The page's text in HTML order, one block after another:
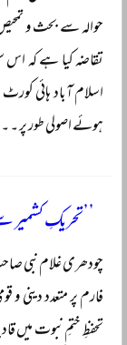
حوالہ سے بحث و
تقاضہ کیا ہے کہ اس
اسلام آباد ہائی
ہوئے اصولی طور پر ۔
’’تحریکِ
چودھری غلام نبی
فارم پر متعدد دینی
تحفظِ ختمِ نبوت میں